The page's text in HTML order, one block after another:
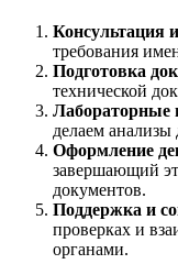
Консультация
требования
Подготовка
технической
Лабораторные
делаем анализы
Оформление
завершающий
документов.
Поддержка и
проверках и
органами.